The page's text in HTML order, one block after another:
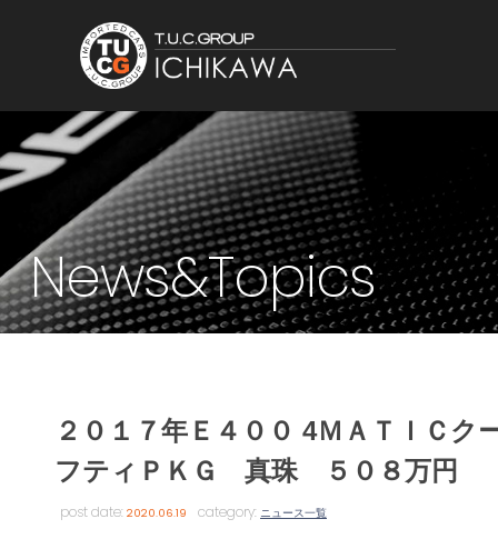
News&Topics
２０１７年Ｅ４００ 4ＭＡＴＩＣ
フティＰＫＧ 真珠 ５０８万円
post date:2020.06.19 category: ニュース一覧